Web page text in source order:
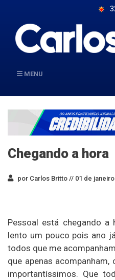
MENU
Chegando a hora
por Carlos Britto // 01 de
Pessoal está chegando
lento um pouco pois ano
todos que me
que apenas
importantíssimos. Que